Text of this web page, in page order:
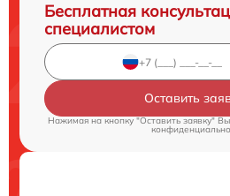
Бесплатная
специалистом
Оставить
Нажимая на кнопку "Оставить заявку"